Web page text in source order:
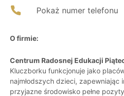
Pokaż numer telefonu
O firmie:
Centrum Radosnej Edukacji
Kluczborku funkcjonuje jako
najmłodszych dzieci, zapewniając
przyjazne środowisko pełne